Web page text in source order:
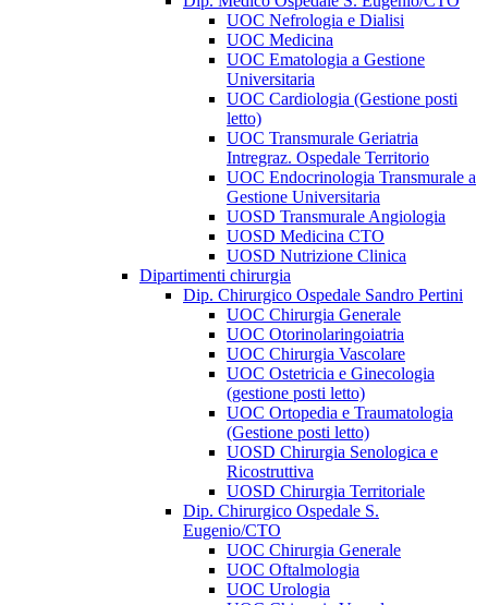
UOC Nefrologia e Dialisi
UOC Medicina
UOC Ematologia a Gestione
Universitaria
UOC Cardiologia (Gestione posti
letto)
UOC Transmurale Geriatria
Intregraz. Ospedale Territorio
UOC Endocrinologia Transmurale a
Gestione Universitaria
UOSD Transmurale Angiologia
UOSD Medicina CTO
UOSD Nutrizione Clinica
Dipartimenti chirurgia
Dip. Chirurgico Ospedale Sandro Pertini
UOC Chirurgia Generale
UOC Otorinolaringoiatria
UOC Chirurgia Vascolare
UOC Ostetricia e Ginecologia
(gestione posti letto)
UOC Ortopedia e Traumatologia
(Gestione posti letto)
UOSD Chirurgia Senologica e
Ricostruttiva
UOSD Chirurgia Territoriale
Dip. Chirurgico Ospedale S.
Eugenio/CTO
UOC Chirurgia Generale
UOC Oftalmologia
UOC Urologia